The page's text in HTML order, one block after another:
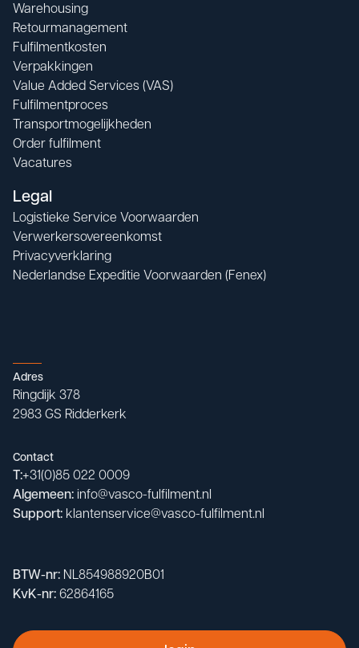
Warehousing
Retourmanagement
Fulfilmentkosten
Verpakkingen
Value Added Services (VAS)
Fulfilmentproces
Transportmogelijkheden
Order fulfilment
Vacatures
Legal
Logistieke Service Voorwaarden
Verwerkersovereenkomst
Privacyverklaring
Nederlandse Expeditie Voorwaarden (Fenex)
Adres
Ringdijk 378
2983 GS Ridderkerk
Contact
T:+31(0)85 022 0009
Algemeen: info@vasco-fulfilment.nl
Support: klantenservice@vasco-fulfilment.nl
BTW-nr: NL854988920B01
KvK-nr: 62864165